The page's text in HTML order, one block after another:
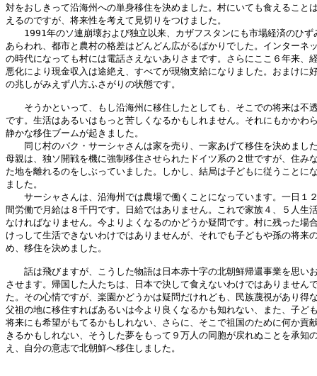
対をおしきって沿海州への単身移住を決めました。村にいても食えること
えるのですが、将来性を考えて見切りをつけました。
1991年のソ連崩壊および独立以来、カザフスタンにも市場経済のひず
あらわれ、都市と農村の格差はどんどん広がるばかりでした。インターネ
の時代になっても村には電話さえないありさまです。さらにここ６年来、
悪化により現金収入は途絶え、すべてが現物支給になりました。おまけに
の兆しがみえず八方ふさがりの状態です。
そうかといって、もし沿海州に移住したとしても、そこでの将来は不
です。生活はあるいはもっと苦しくなるかもしれません。それにもかかわ
静かな移住ブームが起きました。
同じ村のパク・サーシャさんは家を売り、一家あげて移住を決めまし
母親は、独ソ開戦を機に強制移住させられたドイツ系の２世ですが、住み
た地を離れるのをしぶっていました。しかし、結局は子どもに従うことに
ました。
サーシャさんは、沿海州では農場で働くことになっています。一日１
間労働で月給は８千円です。日給ではありません。これで家族４、５人生
なければなりません。今よりよくなるのかどうか疑問です。村に残った場
けっして生活できないわけではありませんが、それでも子どもや孫の将来
め、移住を決めました。
話は飛びますが、こうした物語は日本赤十字の北朝鮮帰還事業を思い
させます。帰国した人たちは、日本で決して食えないわけではありません
た。その心情ですが、楽園かどうかは疑問だけれども、民族蔑視があり得
父祖の地に移住すればあるいは今より良くなるかも知れない、また、子ど
将来にも希望がもてるかもしれない、さらに、そこで祖国のために何か貢
きるかもしれない、そうした夢をもって９万人の同胞が戻れぬことを承知
え、自分の意志で北朝鮮へ移住しました。